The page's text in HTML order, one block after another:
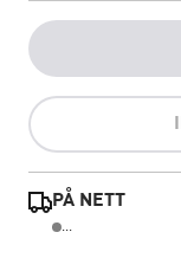
PÅ NETT
...